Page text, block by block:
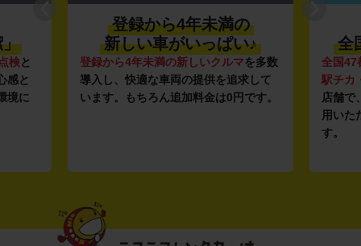
」
検と
感と
境に
登録から4年未満の
新しい車がいっぱい♪
登録から4年未満の新しいクルマを多数
導入し、快適な車両の提供を追求して
います。もちろん追加料金は0円です。
全
全国47
駅チカ
店舗で
用いた
す。